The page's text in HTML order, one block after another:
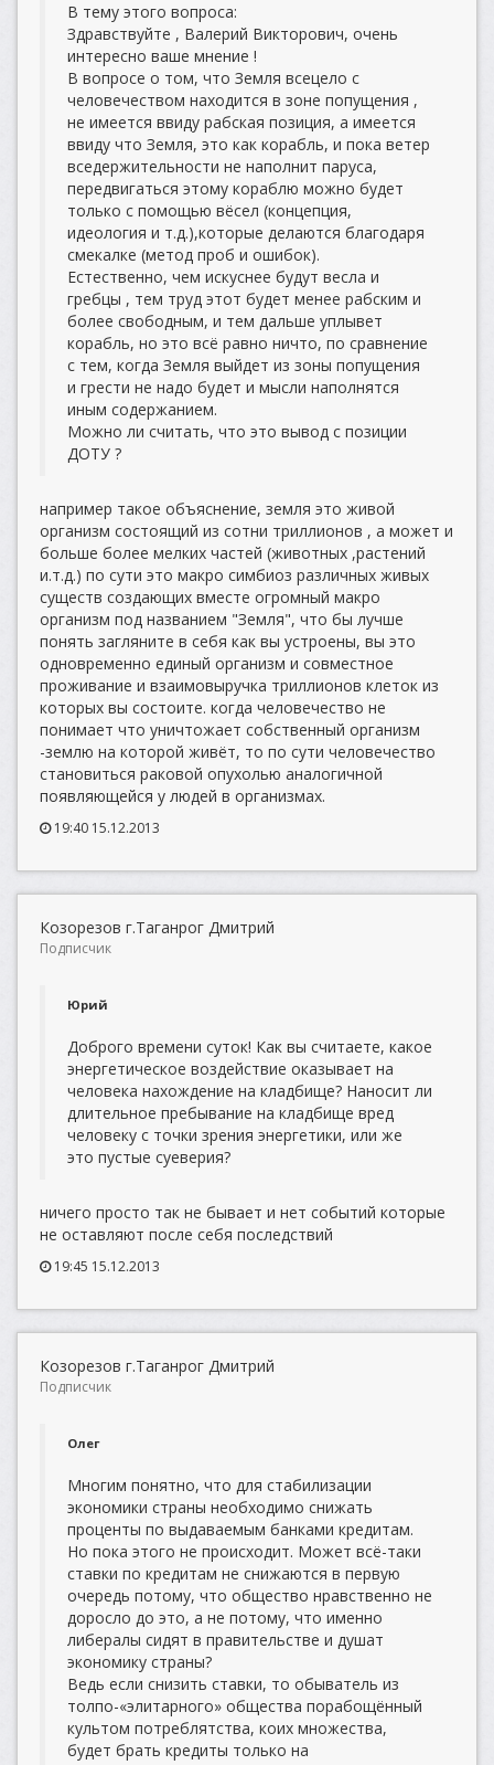
В тему этого вопроса:
Здравствуйте , Валерий Викторович, очень
интересно ваше мнение !
В вопросе о том, что Земля всецело с
человечеством находится в зоне попущения ,
не имеется ввиду рабская позиция, а имеется
ввиду что Земля, это как корабль, и пока ветер
вседержительности не наполнит паруса,
передвигаться этому кораблю можно будет
только с помощью вёсел (концепция,
идеология и т.д.),которые делаются благодаря
смекалке (метод проб и ошибок).
Естественно, чем искуснее будут весла и
гребцы , тем труд этот будет менее рабским и
более свободным, и тем дальше уплывет
корабль, но это всё равно ничто, по сравнение
с тем, когда Земля выйдет из зоны попущения
и грести не надо будет и мысли наполнятся
иным содержанием.
Можно ли считать, что это вывод с позиции
ДОТУ ?
например такое объяснение, земля это живой
организм состоящий из сотни триллионов , а может и
больше более мелких частей (животных ,растений
и.т.д.) по сути это макро симбиоз различных живых
существ создающих вместе огромный макро
организм под названием "Земля", что бы лучше
понять загляните в себя как вы устроены, вы это
одновременно единый организм и совместное
проживание и взаимовыручка триллионов клеток из
которых вы состоите. когда человечество не
понимает что уничтожает собственный организм
-землю на которой живёт, то по сути человечество
становиться раковой опухолью аналогичной
появляющейся у людей в организмах.
19:40 15.12.2013
Козорезов г.Таганрог Дмитрий
Подписчик
Юрий
Доброго времени суток! Как вы считаете, какое
энергетическое воздействие оказывает на
человека нахождение на кладбище? Наносит ли
длительное пребывание на кладбище вред
человеку с точки зрения энергетики, или же
это пустые суеверия?
ничего просто так не бывает и нет событий которые
не оставляют после себя последствий
19:45 15.12.2013
Козорезов г.Таганрог Дмитрий
Подписчик
Олег
Многим понятно, что для стабилизации
экономики страны необходимо снижать
проценты по выдаваемым банками кредитам.
Но пока этого не происходит. Может всё-таки
ставки по кредитам не снижаются в первую
очередь потому, что общество нравственно не
доросло до это, а не потому, что именно
либералы сидят в правительстве и душат
экономику страны?
Ведь если снизить ставки, то обыватель из
толпо-«элитарного» общества порабощённый
культом потреблятства, коих множества,
будет брать кредиты только на